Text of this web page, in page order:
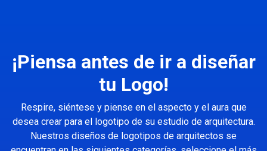
¡Piensa antes de ir a diseñar
tu Logo!
Respire, siéntese y piense en el aspecto y el aura que
desea crear para el logotipo de su estudio de arquitectura.
Nuestros diseños de logotipos de arquitectos se